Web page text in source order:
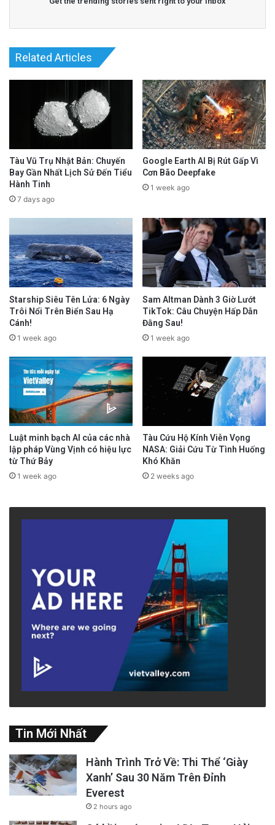
Related Articles
Tàu Vũ Trụ Nhật Bản: Chuyến
Bay Gần Nhất Lịch Sử Đến Tiểu
Hành Tinh
7 days ago
Google Earth AI Bị Rút Gấp Vì
Cơn Bão Deepfake
1 week ago
Starship Siêu Tên Lửa: 6 Ngày
Trôi Nổi Trên Biển Sau Hạ
Cánh!
1 week ago
Sam Altman Dành 3 Giờ Lướt
TikTok: Câu Chuyện Hấp Dẫn
Đằng Sau!
1 week ago
Luật minh bạch AI của các nhà
lập pháp Vùng Vịnh có hiệu lực
từ Thứ Bảy
1 week ago
Tàu Cứu Hộ Kính Viễn Vọng
NASA: Giải Cứu Từ Tình Huống
Khó Khăn
2 weeks ago
Tin Mới Nhất
Hành Trình Trở Về: Thi Thể ‘Giày
Xanh’ Sau 30 Năm Trên Đỉnh
Everest
2 hours ago